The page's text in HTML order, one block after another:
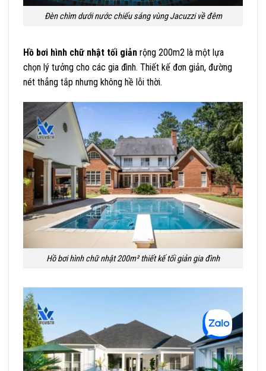
Đèn chìm dưới nước chiếu sáng vùng Jacuzzi về đêm
Hồ bơi hình chữ nhật tối giản rộng 200m2 là một lựa
chọn lý tưởng cho các gia đình. Thiết kế đơn giản, đường
nét thẳng tắp nhưng không hề lỗi thời.
Hồ bơi hình chữ nhật 200m² thiết kế tối giản gia đình